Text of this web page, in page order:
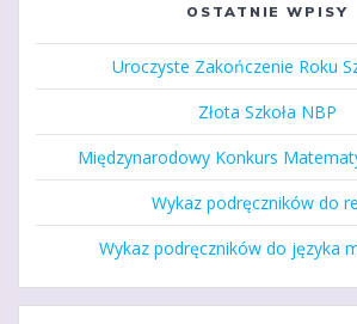
OSTATNIE WPISY
Uroczyste Zakończenie Roku
Złota Szkoła NBP
Międzynarodowy Konkurs
Wykaz podręczników do
Wykaz podręczników do języka